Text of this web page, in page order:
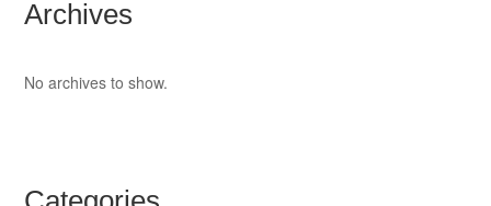
Archives
No archives to show.